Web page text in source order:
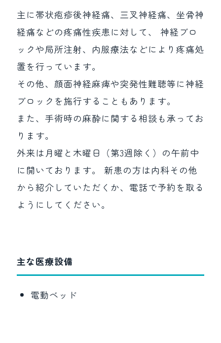
主に帯状疱疹後神経痛、三叉神経痛、坐骨神
経痛などの疼痛性疾患に対して、 神経ブロ
ックや局所注射、内服療法などにより疼痛処
置を行っています。
その他、顔面神経麻痺や突発性難聴等に神経
ブロックを施行することもあります。
また、手術時の麻酔に関する相談も承ってお
ります。
外来は月曜と木曜日（第3週除く）の午前中
に開いております。 新患の方は内科その他
から紹介していただくか、電話で予約を取る
ようにしてください。
主な医療設備
電動ベッド